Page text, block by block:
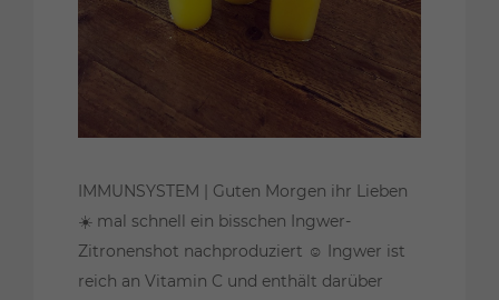
IMMUNSYSTEM | Guten Morgen ihr Lieben
☀️ mal schnell ein bisschen Ingwer-
Zitronenshot nachproduziert ☺️ Ingwer ist
reich an Vitamin C und enthält darüber